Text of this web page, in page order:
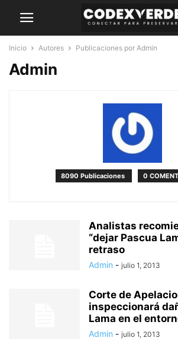
Inicio Autores Publicaciones por Admin
Admin
8090 Publicaciones 0
Analistas
“dejar Pascua
retraso
Admin - julio 1, 2013
Corte de
inspeccionará
Lama en el
Admin - julio 1, 2013